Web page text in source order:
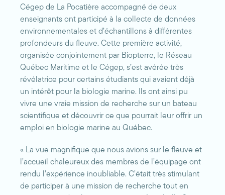
Cégep de La Pocatière accompagné de deux
enseignants ont participé à la collecte de données
environnementales et d’échantillons à différentes
profondeurs du fleuve. Cette première activité,
organisée conjointement par Biopterre, le Réseau
Québec Maritime et le Cégep, s’est avérée très
révélatrice pour certains étudiants qui avaient déjà
un intérêt pour la biologie marine. Ils ont ainsi pu
vivre une vraie mission de recherche sur un bateau
scientifique et découvrir ce que pourrait leur offrir un
emploi en biologie marine au Québec.
« La vue magnifique que nous avions sur le fleuve et
l’accueil chaleureux des membres de l’équipage ont
rendu l’expérience inoubliable. C’était très stimulant
de participer à une mission de recherche tout en